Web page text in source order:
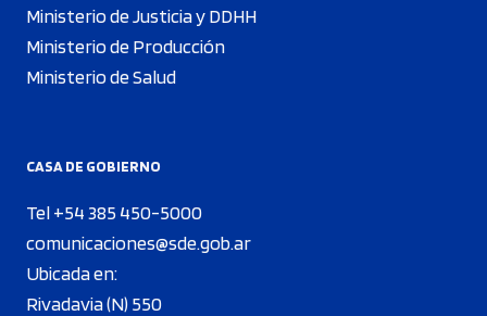
Ministerio de Justicia y DDHH
Ministerio de Producción
Ministerio de Salud
CASA DE GOBIERNO
Tel +54 385 450-5000
comunicaciones@sde.gob.ar
Ubicada en:
Rivadavia (N) 550